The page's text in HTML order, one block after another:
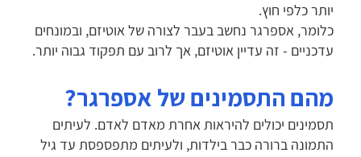
יותר כלפי חוץ.
כלומר, אספרגר נחשב בעבר לצורה של אוטיזם, ובמונחים
עדכניים - זה עדיין אוטיזם, אך לרוב עם תפקוד גבוה יותר.
מהם התסמינים של אספרגר?
תסמינים יכולים להיראות אחרת מאדם לאדם. לעיתים
התמונה ברורה כבר בילדות, ולעיתים מתפספסת עד גיל